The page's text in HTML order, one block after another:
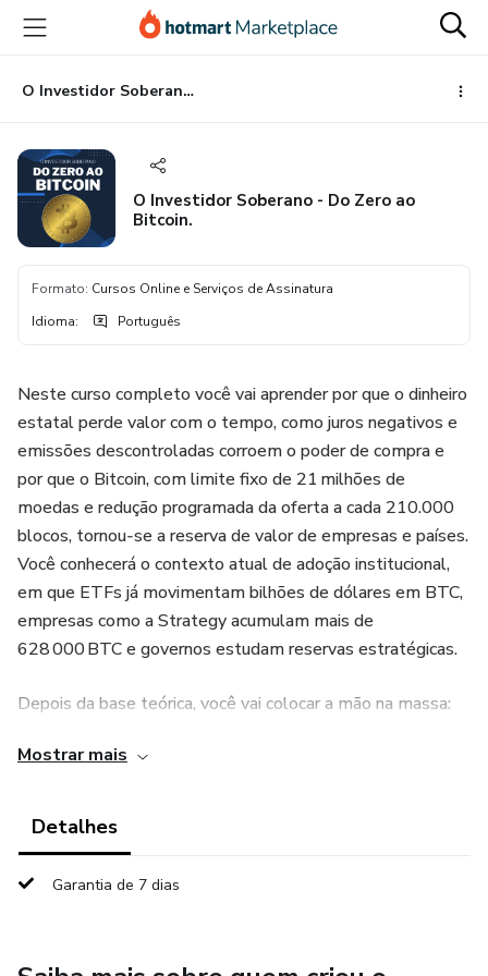
para
conteúdo
principal
para
pagamento
para
rodapé
O Investidor Soberano - Do Zero ao Bitcoin.
O Investidor Soberano - Do Zero ao
Bitcoin.
Formato: Cursos Online e Serviços de Assinatura
Idioma: Português
Neste curso completo você vai aprender por que o dinheiro
estatal perde valor com o tempo, como juros negativos e
emissões descontroladas corroem o poder de compra e
por que o Bitcoin, com limite fixo de 21 milhões de
moedas e redução programada da oferta a cada 210.000
blocos, tornou‑se a reserva de valor de empresas e países.
Você conhecerá o contexto atual de adoção institucional,
em que ETFs já movimentam bilhões de dólares em BTC,
empresas como a Strategy acumulam mais de
628 000 BTC e governos estudam reservas estratégicas.
Depois da base teórica, você vai colocar a mão na massa:
primeiros satoshis e transferi‑los para sua própria carteira.
exchanges e ter soberania com autocustódia, usando
multisig. O curso mostra passo a passo para configurar sua
Mostrar mais
Detalhes
Garantia de 7 dias